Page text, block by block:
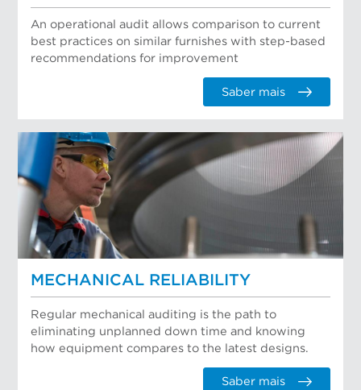
An operational audit allows comparison to current
best practices on similar furnishes with step-based
recommendations for improvement
Saber mais
MECHANICAL RELIABILITY
Regular mechanical auditing is the path to
eliminating unplanned down time and knowing
how equipment compares to the latest designs.
Saber mais